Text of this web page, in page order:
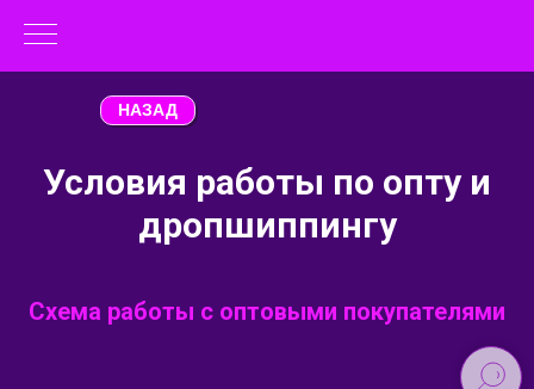
НАЗАД
Условия работы по опту и
дропшиппингу
Схема работы с оптовыми покупателями